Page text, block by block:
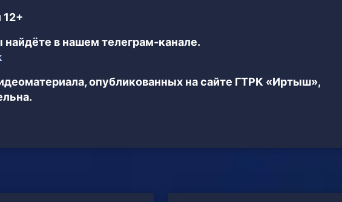
в нашем телеграм-канале.
опубликованных на сайте ГТРК «Иртыш»,